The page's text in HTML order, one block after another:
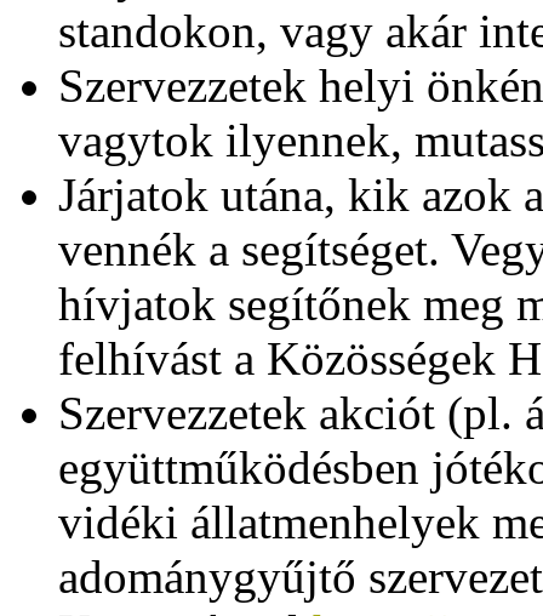
standokon, vagy akár
Szervezzetek helyi
vagytok ilyennek,
Járjatok utána, kik azok
vennék a segítséget.
hívjatok segítőnek meg
felhívást a Közösségek
Szervezzetek akciót (pl.
együttműködésben
vidéki állatmenhelyek
adománygyűjtő